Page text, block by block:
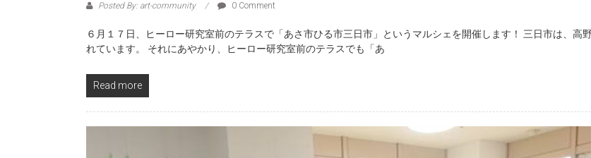
Posted By: art-community 0 Comment
６月１７日、ヒーロー研究室前のテラスで「あさ市ひる市三日市」というマルシェを開催します！ 三日市は、高
れています。 それにあやかり、ヒーロー研究室前のテラスでも「あ
Read more